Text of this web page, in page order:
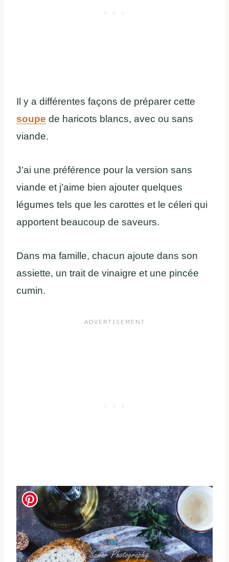
Il y a différentes façons de préparer cette
soupe de haricots blancs, avec ou sans
viande.
J’ai une préférence pour la version sans
viande et j’aime bien ajouter quelques
légumes tels que les carottes et le céleri qui
apportent beaucoup de saveurs.
Dans ma famille, chacun ajoute dans son
assiette, un trait de vinaigre et une pincée
cumin.